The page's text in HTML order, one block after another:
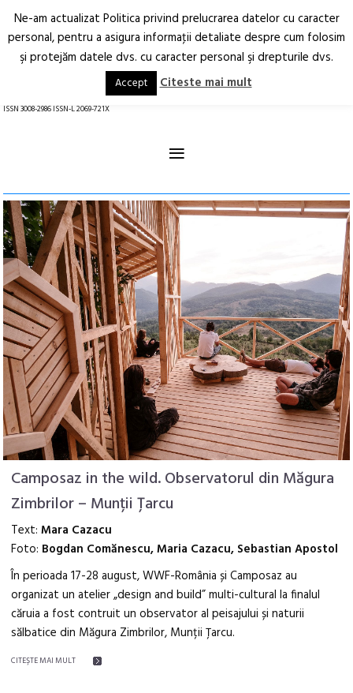
Arhitectură.
Oraș.
RO EN
ISSN 3008-2986 ISSN-L 2069-721X
≡
Camposaz in the wild. Observatorul din Măgura
Zimbrilor – Munții Țarcu
Text:Mara Cazacu
Foto: Bogdan Comănescu, Maria Cazacu, Sebastian Apostol
În perioada 17-28 august, WWF-România și Camposaz au
organizat un atelier „design and build” multi-cultural la finalul
căruia a fost contruit un observator al peisajului și naturii
sălbatice din Măgura Zimbrilor, Munții Țarcu.
CITEŞTE MAI MULT
Ne-am actualizat Politica privind prelucrarea datelor cu caracter
personal, pentru a asigura informaţii detaliate despre cum folosim
şi protejăm datele dvs. cu caracter personal şi drepturile dvs.
Accept Citeste mai mult